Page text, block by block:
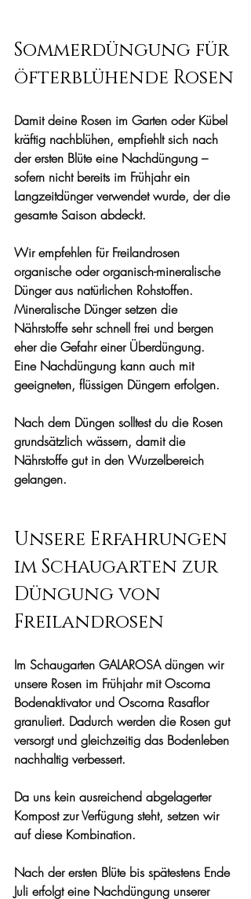
Sommerdüngung für
öfterblühende Rosen
Damit deine Rosen im Garten oder Kübel
kräftig nachblühen, empfiehlt sich nach
der ersten Blüte eine Nachdüngung –
sofern nicht bereits im Frühjahr ein
Langzeitdünger verwendet wurde, der die
gesamte Saison abdeckt.
Wir empfehlen für Freilandrosen
organische oder organisch-mineralische
Dünger aus natürlichen Rohstoffen.
Mineralische Dünger setzen die
Nährstoffe sehr schnell frei und bergen
eher die Gefahr einer Überdüngung.
Eine Nachdüngung kann auch mit
geeigneten, flüssigen Düngern erfolgen.
Nach dem Düngen solltest du die Rosen
grundsätzlich wässern, damit die
Nährstoffe gut in den Wurzelbereich
gelangen.
Unsere Erfahrungen
im Schaugarten zur
Düngung von
Freilandrosen
Im Schaugarten GALAROSA düngen wir
unsere Rosen im Frühjahr mit Oscorna
Bodenaktivator und Oscorna Rasaflor
granuliert. Dadurch werden die Rosen gut
versorgt und gleichzeitig das Bodenleben
nachhaltig verbessert.
Da uns kein ausreichend abgelagerter
Kompost zur Verfügung steht, setzen wir
auf diese Kombination.
Nach der ersten Blüte bis spätestens Ende
Juli erfolgt eine Nachdüngung unserer